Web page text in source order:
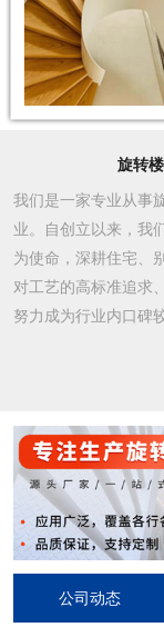
旋转
我们是一家专业从事
业。自创立以来，我
为使命，深耕住宅、
对工艺的高标准追求
努力成为行业内口碑
公司动态